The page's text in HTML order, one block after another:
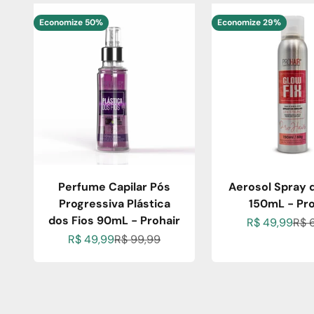
Economize 50%
Perfume Capilar Pós
Progressiva Plástica
dos Fios 90mL - Prohair
Preço promocional
R$ 49,99Preço normal
R$ 99,99
Economize 29%
Aerosol Spray
150mL -
Preço
R$ 49,99R$